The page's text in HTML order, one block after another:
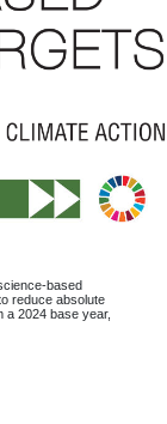
based
reduce absolute
2024 base year,